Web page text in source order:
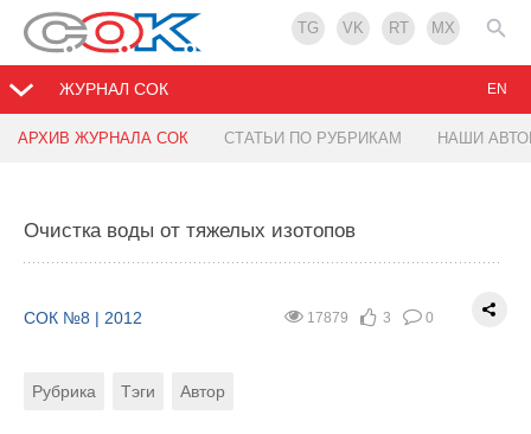
TG VK RT MX
ЖУРНАЛ СОК
АРХИВ ЖУРНАЛА СОК СТАТЬИ ПО РУБРИКАМ НАШИ
EN
Очистка воды от тяжелых изотопов
17879 3 0
СОК №8 | 2012
Рубрика Тэги Автор
11117 0 0
СОК №8 | 2012